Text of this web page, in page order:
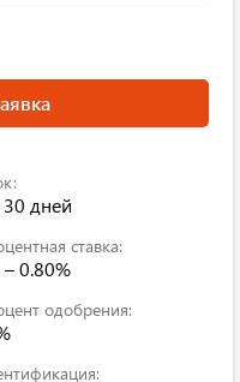
дней
ставка:
– 0.80%
одобрения: